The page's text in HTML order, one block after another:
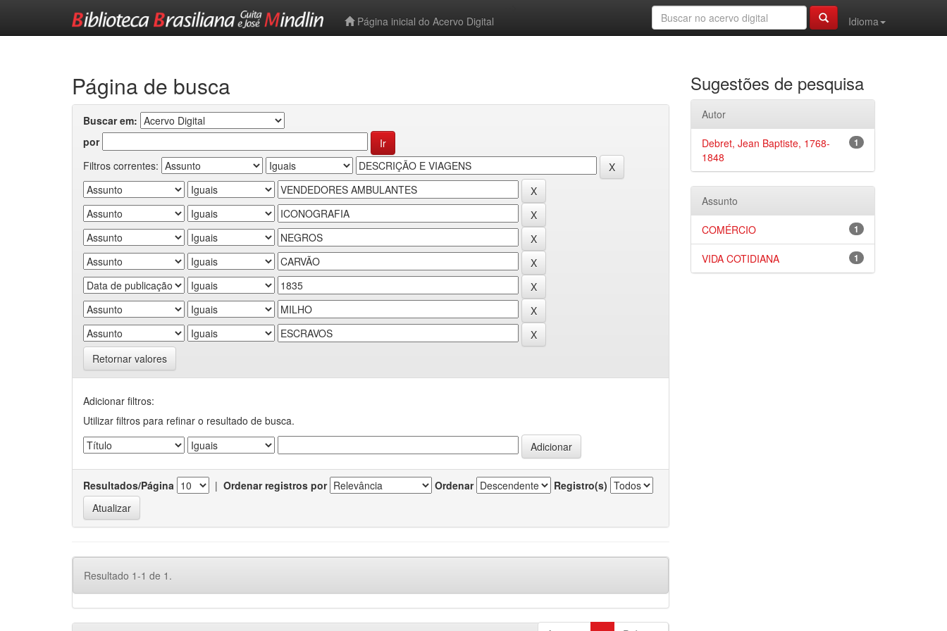
Página inicial do Acervo Digital
Idioma
Página de busca
Buscar em:
por
Filtros correntes:
Retornar valores
Adicionar filtros:
Utilizar filtros para refinar o resultado de busca.
Resultados/Página | Ordenar registros por Ordenar Registro(s)
Resultado 1-1 de 1.
Sugestões de pesquisa
Autor
1
Debret, Jean Baptiste, 1768-
1848
Assunto
1
COMÉRCIO
1
VIDA COTIDIANA